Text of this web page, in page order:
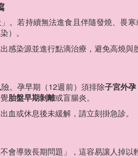
」。若持續無法進食且伴隨發燒、畏
）。
感染源並進行點滴治療，避免高燒與
。孕早期（12週前）須排除子宮外孕
胎盤早期剝離或盲腸炎。
血或休息後未緩解，請立刻掛急診。
會導致長期問題」，這容易讓人掉以